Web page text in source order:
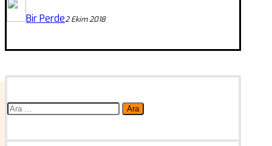
Bir Perde2 Ekim 2018
Arama: